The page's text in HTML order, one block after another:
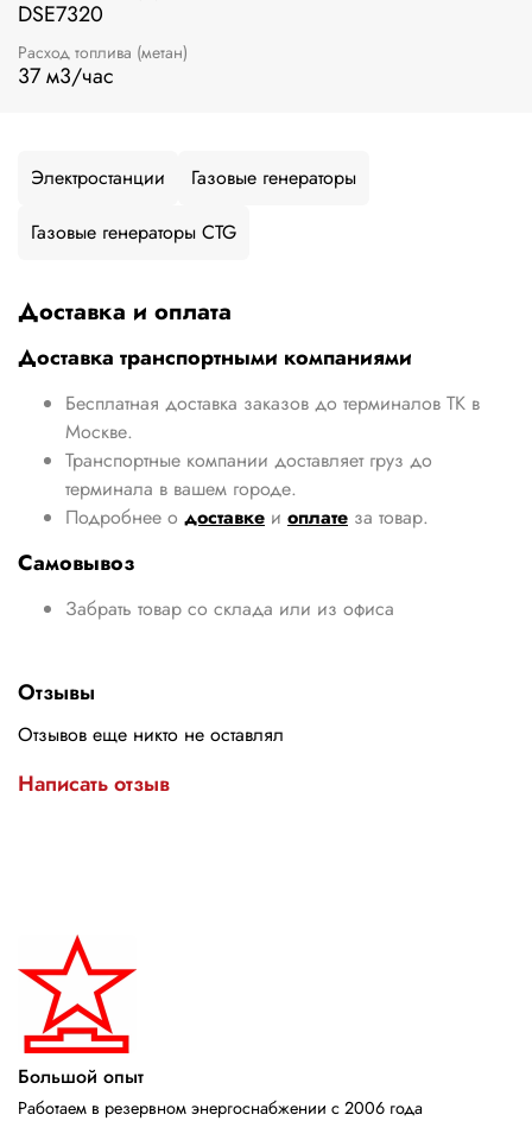
DSE7320
Расход топлива (метан)
37 м3/час
Электростанции
Газовые генераторы
Газовые генераторы CTG
Доставка и оплата
Доставка транспортными компаниями
Бесплатная доставка заказов до терминалов ТК в
Москве.
Транспортные компании доставляет груз до
терминала в вашем городе.
Подробнее о доставке и оплате за товар.
Самовывоз
Забрать товар со склада или из офиса
Отзывы
Отзывов еще никто не оставлял
Написать отзыв
Большой опыт
Работаем в резервном энергоснабжении с 2006 года